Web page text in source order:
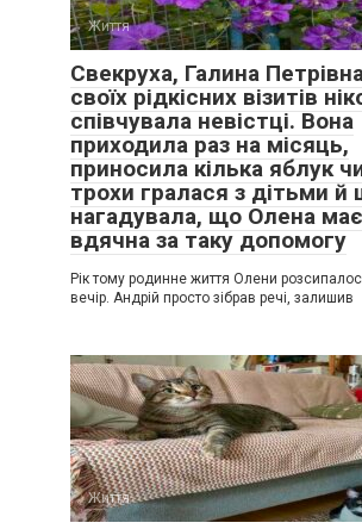
Життя
Свекруха, Галина
своїх рідкісних візитів
співчувала невістці. Вона
приходила раз на місяць,
приносила кілька яблук
трохи гралася з дітьми й
нагадувала, що Олена
вдячна за таку допомогу
Рік тому родинне життя Олени
вечір. Андрій просто зібрав речі, залишив
Життя